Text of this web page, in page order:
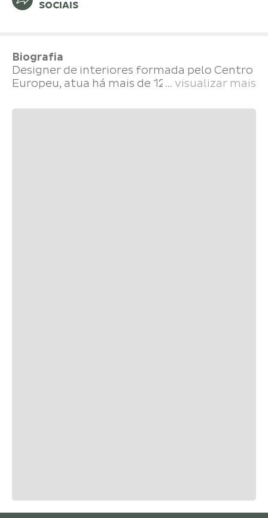
SOCIAIS
Biografia
Designer de interiores formada pelo Centro
Europeu, atua há mais de 12 anos na
Coordena o escritório Metron Construtora
... visualizar mais